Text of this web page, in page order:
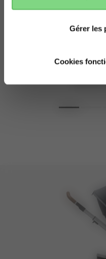
Gérer les
Cookies
UPF 50+